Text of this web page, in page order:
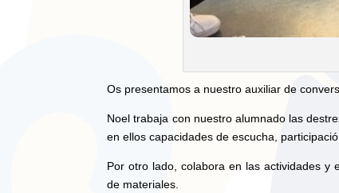
Os presentamos a nuestro auxiliar de
Noel trabaja con nuestro alumnado las
en ellos capacidades de escucha,
Por otro lado, colabora en las actividades y
de materiales.